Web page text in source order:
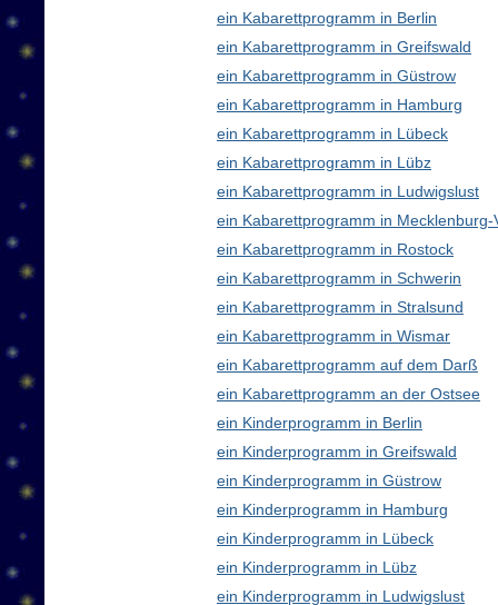
ein Kabarettprogramm in Berlin
ein Kabarettprogramm in Greifswald
ein Kabarettprogramm in Güstrow
ein Kabarettprogramm in Hamburg
ein Kabarettprogramm in Lübeck
ein Kabarettprogramm in Lübz
ein Kabarettprogramm in Ludwigslust
ein Kabarettprogramm in
ein Kabarettprogramm in Rostock
ein Kabarettprogramm in Schwerin
ein Kabarettprogramm in Stralsund
ein Kabarettprogramm in Wismar
ein Kabarettprogramm auf dem Darß
ein Kabarettprogramm an der Ostsee
ein Kinderprogramm in Berlin
ein Kinderprogramm in Greifswald
ein Kinderprogramm in Güstrow
ein Kinderprogramm in Hamburg
ein Kinderprogramm in Lübeck
ein Kinderprogramm in Lübz
ein Kinderprogramm in Ludwigslust